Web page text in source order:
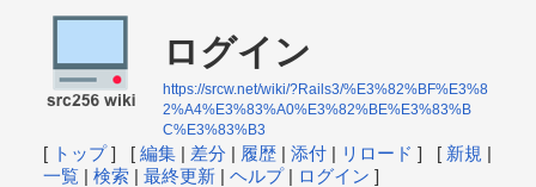
ログイン
https://srcw.net/wiki/?Rails3/%E3%82%BF%E3%8
2%A4%E3%83%A0%E3%82%BE%E3%83%B
C%E3%83%B3
[ トップ] [ 編集| 差分 | 履歴| 添付| リロード ] [ 新規 |
一覧| 検索| 最終更新| ヘルプ| ログイン ]